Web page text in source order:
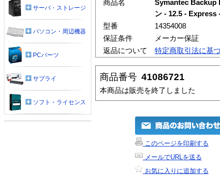
商品名
Symantec Backup
ン - 12.5 - Express
型番
14354008
保証条件
メーカー保証
返品について
特定商取引法に基
商品番号 41086721
本商品は販売を終了しました
このページを印刷する
メールでURLを送る
お気に入りに追加する
サーバ・ストレージ
パソコン・周辺機器
PCパーツ
サプライ
ソフト・ライセンス